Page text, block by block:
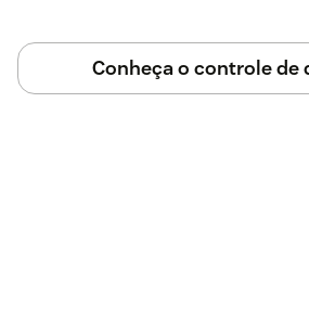
Conheça o controle de